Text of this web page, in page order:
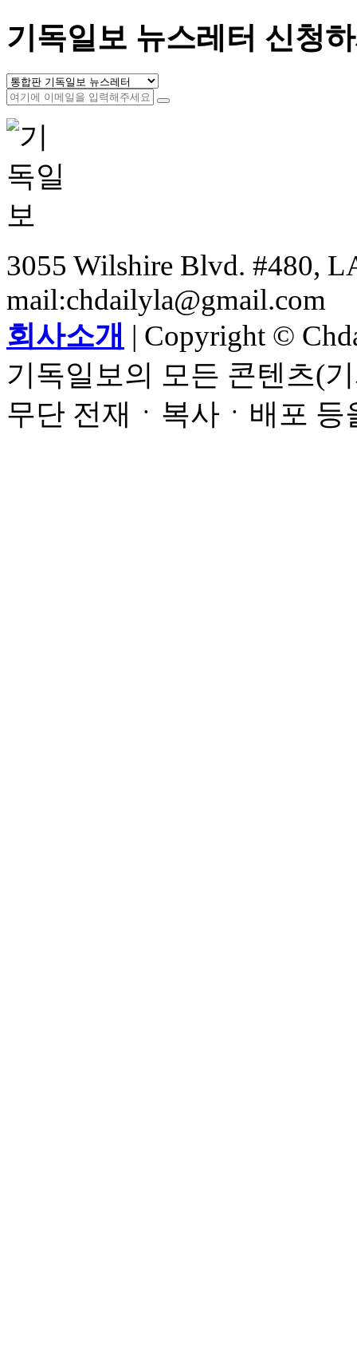
기독일보 뉴스레터 신청
3055 Wilshire Blvd. #480,
mail:chdailyla@gmail.com
회사소개 | Copyright ©
기독일보의 모든 콘텐츠(
무단 전재ㆍ복사ㆍ배포 등